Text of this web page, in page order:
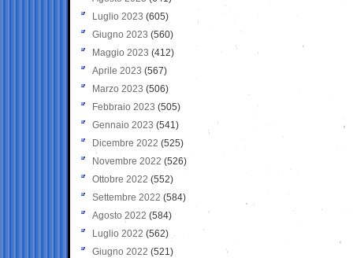
Luglio 2023 (605)
Giugno 2023 (560)
Maggio 2023 (412)
Aprile 2023 (567)
Marzo 2023 (506)
Febbraio 2023 (505)
Gennaio 2023 (541)
Dicembre 2022 (525)
Novembre 2022 (526)
Ottobre 2022 (552)
Settembre 2022 (584)
Agosto 2022 (584)
Luglio 2022 (562)
Giugno 2022 (521)